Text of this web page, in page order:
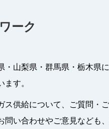
ーク
・山梨県・群馬県・栃木県に
す。
ス供給について、ご質問・
問い合わせやご意見なども